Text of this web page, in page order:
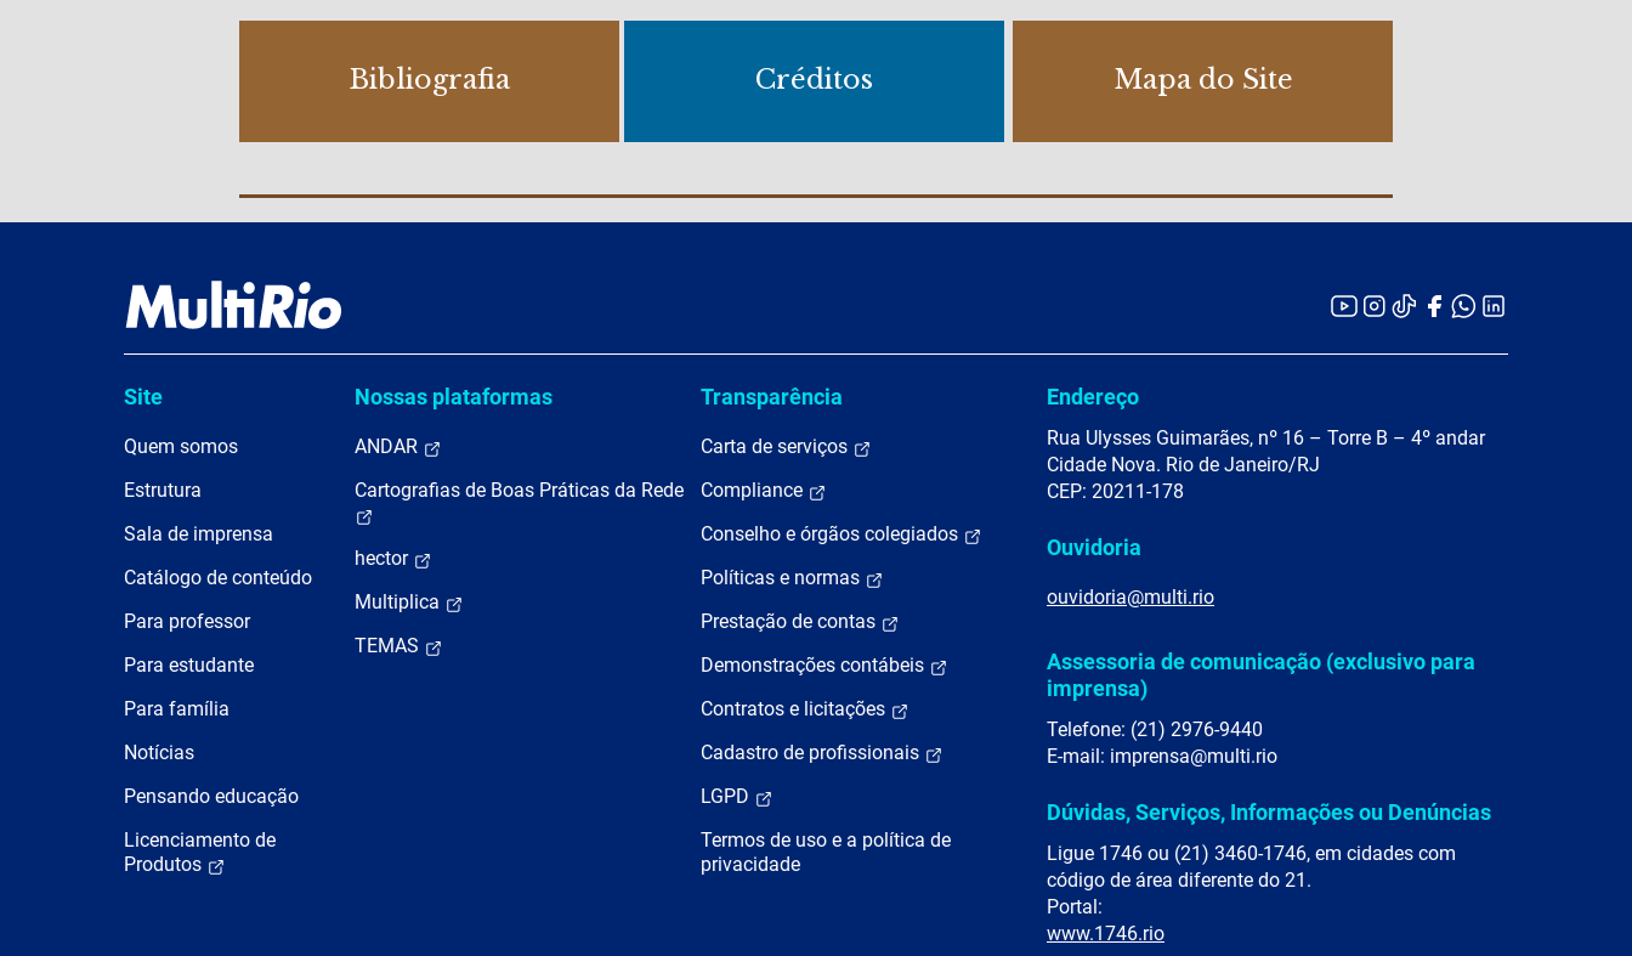
Bibliografia Créditos Mapa do Site
Site
Quem somos
Estrutura
Sala de imprensa
Catálogo de conteúdo
Para professor
Para estudante
Para família
Notícias
Pensando educação
Licenciamento de
Produtos
Nossas plataformas
ANDAR
Cartografias de Boas Práticas da Rede
hector
Multiplica
TEMAS
Transparência
Carta de serviços
Compliance
Conselho e órgãos colegiados
Políticas e normas
Prestação de contas
Demonstrações contábeis
Contratos e licitações
Cadastro de profissionais
LGPD
Termos de uso e a política de
privacidade
Endereço
Rua Ulysses Guimarães, nº 16 – Torre B – 4º andar
Cidade Nova. Rio de Janeiro/RJ
CEP: 20211-178
Ouvidoria
ouvidoria@multi.rio
Assessoria de comunicação (exclusivo para
imprensa)
Telefone: (21) 2976-9440
E-mail: imprensa@multi.rio
Dúvidas, Serviços, Informações ou Denúncias
Ligue 1746 ou (21) 3460-1746, em cidades com
código de área diferente do 21.
Portal:
www.1746.rio